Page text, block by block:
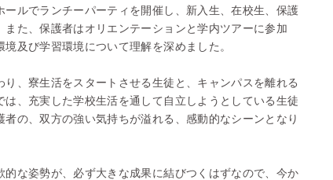
ルでランチーパーティを開催し、新入生、在校生、保護
た、保護者はオリエンテーションと学内ツアーに参加
及び学習環境について理解を深めました。
り、寮生活をスタートさせる生徒と、キャンパスを離れる
、充実した学校生活を通して自立しようとしている生徒
の、双方の強い気持ちが溢れる、感動的なシーンとなり
な姿勢が、必ず大きな成果に結びつくはずなので、今か